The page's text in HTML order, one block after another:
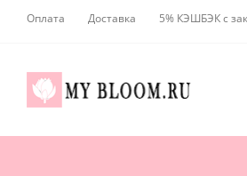
Оплата Доставка 5% КЭШБЭК с